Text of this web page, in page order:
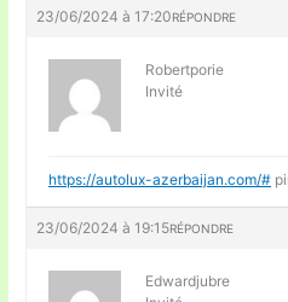
23/06/2024 à 17:20RÉPONDRE
Robertporie
Invité
https://autolux-azerbaijan.com/#
23/06/2024 à 19:15RÉPONDRE
Edwardjubre